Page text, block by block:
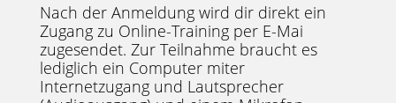
Nach der Anmeldung wird dir direkt ein
Zugang zu Online-Training per E-Mai
zugesendet. Zur Teilnahme braucht es
lediglich ein Computer miter
Internetzugang und Lautsprecher